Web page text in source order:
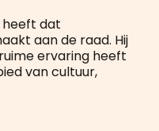
heeft dat
aan de raad. Hij
ervaring heeft
van cultuur,